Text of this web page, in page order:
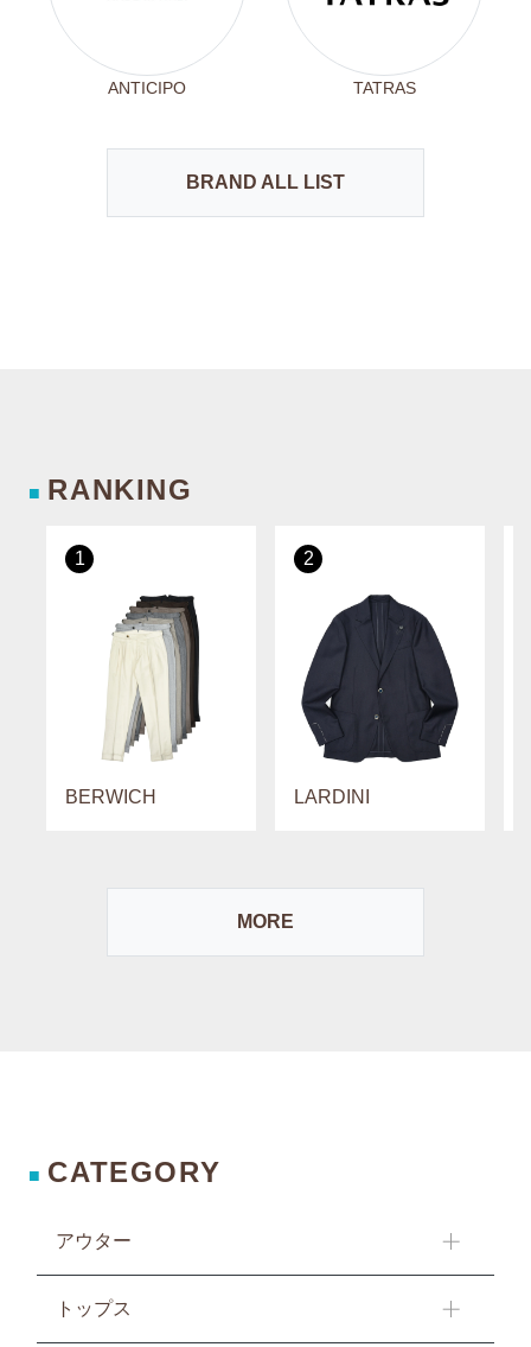
ANTICIPO TATRAS
BRAND ALL LIST
■ RANKING
1
BERWICH
2
LARDINI
MORE
■ CATEGORY
アウター
トップス